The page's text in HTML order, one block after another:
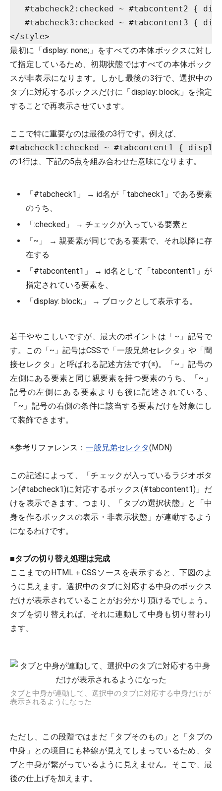
#tabcheck2:checked ~ #tabcontent2 {
#tabcheck3:checked ~ #tabcontent3 {
最初に「display: none;」をすべての本体ボックスに対し
て指定しているため、初期状態ではすべての本体ボック
スが非表示になります。しかし最後の3行で、選択中の
タブに対応するボックスだけに「display: block;」を指定
することで再表示させています。
ここで特に重要なのは最後の3行です。例えば、
#tabcheck1:checked ~ #tabcontent1 {
の1行は、下記の5点を組み合わせた意味になります。
「#tabcheck1」 → id名が「tabcheck1」である要素
のうち、
「:checked」 → チェックが入っている要素と
「~」 → 親要素が同じである要素で、それ以降に存
在する
「#tabcontent1」 → id名として「tabcontent1」が
指定されている要素を、
「display: block;」 → ブロックとして表示する。
若干ややこしいですが、最大のポイントは「~」記号で
す。この「~」記号はCSSで「一般兄弟セレクタ」や「間
接セレクタ」と呼ばれる記述方法です(※)。「~」記号の
左側にある要素と同じ親要素を持つ要素のうち、「~」
記号の左側にある要素よりも後に記述されている、
「~」記号の右側の条件に該当する要素だけを対象にし
て装飾できます。
※参考リファレンス： 一般兄弟セレクタ(MDN)
この記述によって、「チェックが入っているラジオボタ
ン(#tabcheck1)に対応するボックス(#tabcontent1)」だ
けを表示できます。つまり、「タブの選択状態」と「中
身を作るボックスの表示・非表示状態」が連動するよう
になるわけです。
■タブの切り替え処理は完成
ここまでのHTML＋CSSソースを表示すると、下図のよ
うに見えます。選択中のタブに対応する中身のボックス
だけが表示されていることがお分かり頂けるでしょう。
タブを切り替えれば、それに連動して中身も切り替わり
ます。
タブと中身が連動して、選択中のタブに対応する中身だけが
表示されるようになった
ただし、この段階ではまだ「タブそのもの」と「タブの
中身」との境目にも枠線が見えてしまっているため、タ
ブと中身が繋がっているように見えません。そこで、最
後の仕上げを加えます。